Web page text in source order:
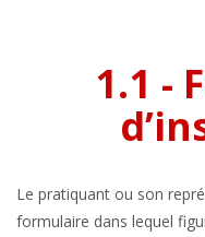
1.1 -
Le pratiquant ou son
formulaire dans lequel